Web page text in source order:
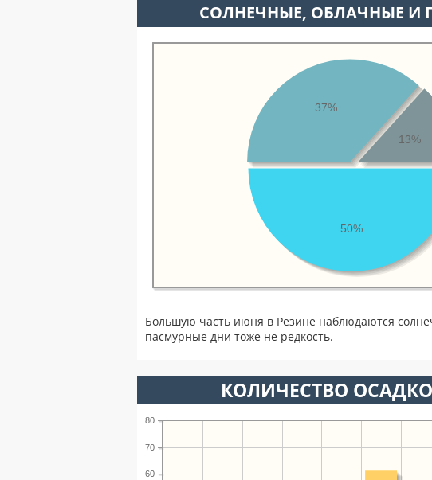
CОЛНЕЧНЫЕ, ОБЛАЧНЫЕ И
50%
37%
13%
Большую часть июня в Резине наблюдаются
пасмурные дни тоже не редкость.
КОЛИЧЕСТВО
60
70
80